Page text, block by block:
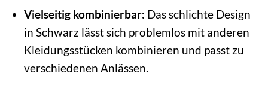
Vielseitig kombinierbar: Das schlichte Design
in Schwarz lässt sich problemlos mit anderen
Kleidungsstücken kombinieren und passt zu
verschiedenen Anlässen.